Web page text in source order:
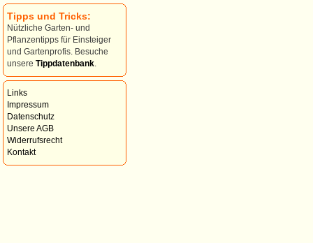
Tipps und Tricks:
Nützliche Garten- und
Pflanzentipps für Einsteiger
und Gartenprofis. Besuche
unsere Tippdatenbank
Links
Impressum
Datenschutz
Unsere AGB
Widerrufsrecht
Kontakt